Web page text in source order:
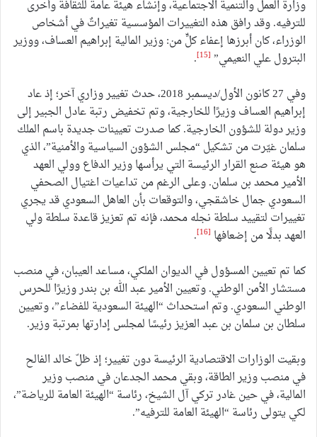
وزارة العمل والتنمية الاجتماعية، وإنشاء هيئة عامة للثقافة وأخرى
للترفيه. وقد رافق هذه التغييرات المؤسسية تغيراتٌ في أشخاص
الوزراء، كان أبرزها إعفاء كلٍّ من: وزير المالية إبراهيم العساف، ووزير
البترول علي النعيمي” [15]
.
وفي 27 كانون الأول/ديسمبر 2018، حدث تغيير وزاري آخر؛ إذ عاد
إبراهيم العساف وزيرًا للخارجية، وتم تخفيض رتبة عادل الجبير إلى
وزير دولة للشؤون الخارجية. كما صدرت تعيينات جديدة باسم الملك
سلمان غيّرت من تشكيل “مجلس الشؤون السياسية والأمنية”، الذي
هو هيئة صنع القرار الرئيسة التي يرأسها وزير الدفاع وولي العهد
الأمير محمد بن سلمان. وعلى الرغم من تداعيات اغتيال الصحفي
السعودي جمال خاشقجي، والتوقعات بأن العاهل السعودي قد يجري
تغييرات لتقييد سلطة نجله محمد، فإنه تم تعزيز قاعدة سلطة ولي
العهد بدلًا من إضعافها [16]
.
كما تم تعيين المسؤول في الديوان الملكي، مساعد العيبان، في منصب
مستشار الأمن الوطني. وتعيين الأمير عبد الله بن بندر وزيرًا للحرس
الوطني السعودي. وتم استحداث “الهيئة السعودية للفضاء”، وتعيين
سلطان بن سلمان بن عبد العزيز رئيسًا لمجلس إدارتها بمرتبة وزير.
وبقيت الوزارات الاقتصادية الرئيسة دون تغيير؛ إذ ظلّ خالد الفالح
في منصب وزير الطاقة، وبقي محمد الجدعان في منصب وزير
المالية، في حين غادر تركي آل الشيخ، رئاسة “الهيئة العامة للرياضة”،
لكي يتولى رئاسة “الهيئة العامة للترفيه”.